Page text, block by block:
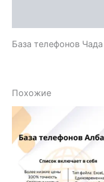
База телефонов
Похожие